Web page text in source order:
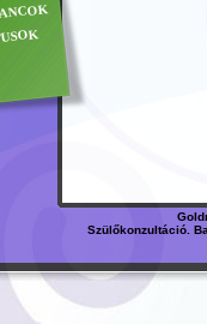
Szülőkonzultáció.